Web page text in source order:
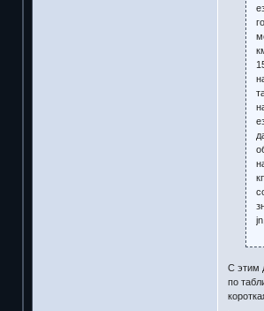
С этим
по